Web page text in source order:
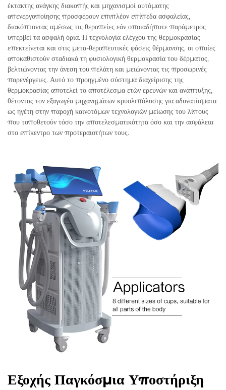
έκτακτης ανάγκης διακοπής και μηχανισμοί αυτόματης
απενεργοποίησης προσφέρουν επιπλέον επίπεδα ασφαλείας,
διακόπτοντας αμέσως τις θεραπείες εάν οποιαδήποτε παράμετρος
υπερβεί τα ασφαλή όρια. Η τεχνολογία ελέγχου της θερμοκρασίας
επεκτείνεται και στις μετα-θεραπευτικές φάσεις θέρμανσης, οι οποίες
αποκαθιστούν σταδιακά τη φυσιολογική θερμοκρασία του δέρματος,
βελτιώνοντας την άνεση του πελάτη και μειώνοντας τις προσωρινές
παρενέργειες. Αυτό το προηγμένο σύστημα διαχείρισης της
θερμοκρασίας αποτελεί το αποτέλεσμα ετών ερευνών και ανάπτυξης,
θέτοντας τον εξαγωγέα μηχανημάτων κρυολιπόλυσης για αδυνατίσματα
ως ηγέτη στην παροχή καινοτόμων τεχνολογιών μείωσης του λίπους
που τοποθετούν τόσο την αποτελεσματικότητα όσο και την ασφάλεια
στο επίκεντρο των προτεραιοτήτων τους.
Εξοχής Παγκόσμια Υποστήριξη